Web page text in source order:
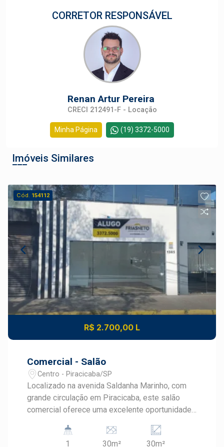
CORRETOR RESPONSÁVEL
Renan Artur Pereira
CRECI 212491-F - Locação
Minha Página (19) 3372-5000
Imóveis Similares
Cód. 154112
R$ 2.700,00 L
Comercial - Salão
Centro - Piracicaba/SP
Localizado na avenida Saldanha Marinho, com
grande circulação em Piracicaba, este salão
comercial oferece uma excelente oportunidade
seu negócio. Ideal para pequenos comércios,
1
30m²
30m²